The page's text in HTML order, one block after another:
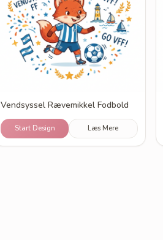
Vendsyssel Rævemikkel Fodbold
Start Design Læs Mere